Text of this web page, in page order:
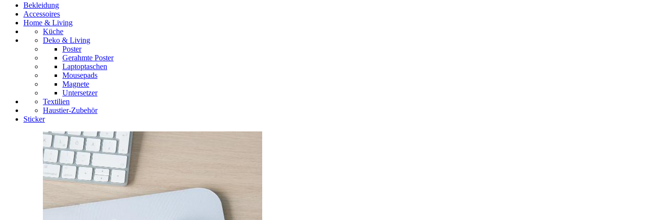
Bekleidung
Accessoires
Home & Living
Küche
Deko & Living
Poster
Gerahmte Poster
Laptoptaschen
Mousepads
Magnete
Untersetzer
Textilien
Haustier-Zubehör
Sticker